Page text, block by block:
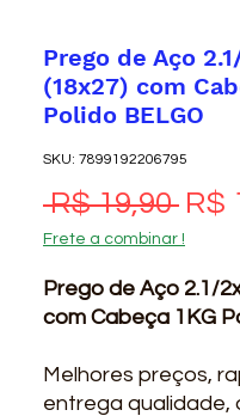
Prego de Aço
(18x27) com
Polido BELGO
SKU: 7899192206795
R$ 19,90 R$
Frete a combinar !
Prego de Aço 2.1/
com Cabeça 1KG
Melhores preços,
entrega qualidade,